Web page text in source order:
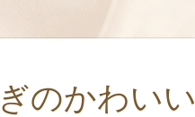
のかわい